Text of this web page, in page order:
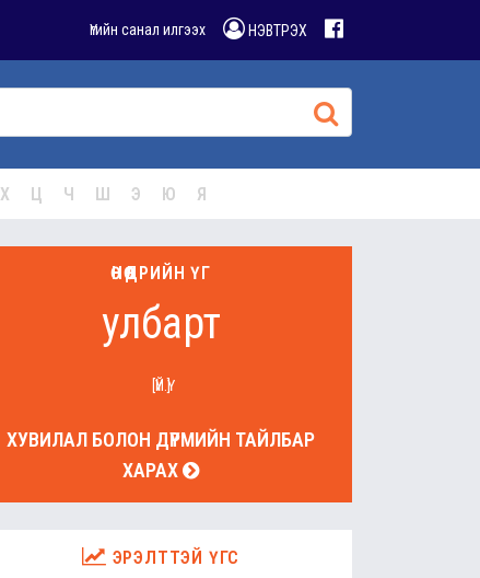
Үгийн санал илгээх НЭВТРЭХ
Х Ц Ч Ш Э Ю Я
ӨНӨӨДРИЙН ҮГ
улбарт
[ҮЙ.Ү]
ХУВИЛАЛ БОЛОН ДҮРМИЙН ТАЙЛБАР
ХАРАХ
ЭРЭЛТТЭЙ ҮГС